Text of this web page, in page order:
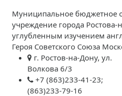
Муниципальное бюджетное
учреждение города
углубленным изучением
Героя Советского Союза
г. Ростов-на-Дону, ул.
Волкова 6/3
+7 (863)233-41-23;
(863)233-79-16